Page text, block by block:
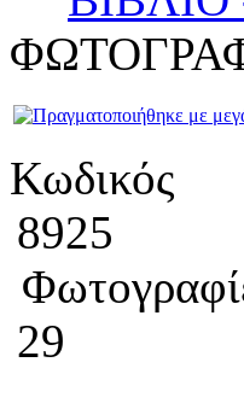
Κωδικός
8925
29